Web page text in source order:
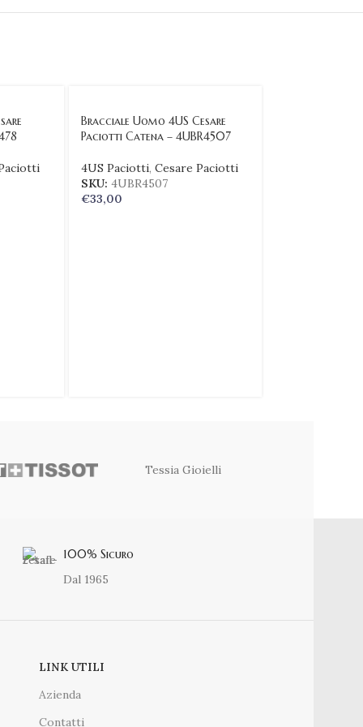
Bracciale Uomo 4US Cesare
Paciotti Catena – 4UBR4507
4US Paciotti, Cesare Paciotti
SKU: 4UBR4507
€33,00
Tessia Gioielli
100% Sicuro
Dal 1965
LINK UTILI
Azienda
Contatti